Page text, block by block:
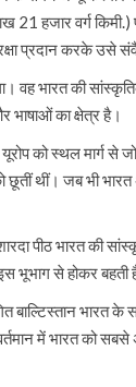
21 हजार वर्ग
प्रदान करके उसे
वह भारत की
भाषाओं का क्षेत्र है।
को स्थल मार्ग से
छूतीं थीं। जब भी
पीठ भारत की
भूभाग से होकर बहती
बाल्टिस्तान भारत के
में भारत को